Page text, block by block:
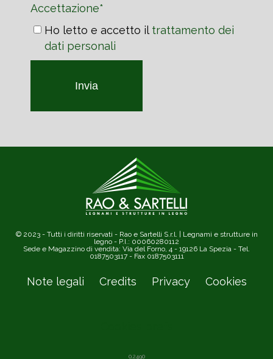
Accettazione*
Ho letto e accetto il trattamento dei
dati personali
Invia
© 2023 - Tutti i diritti riservati - Rao e Sartelli S.r.l. | Legnami e strutture in
legno - P.I.: 00060280112
Sede e Magazzino di vendita: Via del Forno, 4 - 19126 La Spezia - Tel.
0187503117 - Fax 0187503111
Note legali Credits Privacy Cookies
0,2490